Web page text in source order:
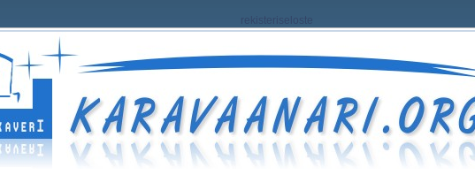
rekisteriseloste